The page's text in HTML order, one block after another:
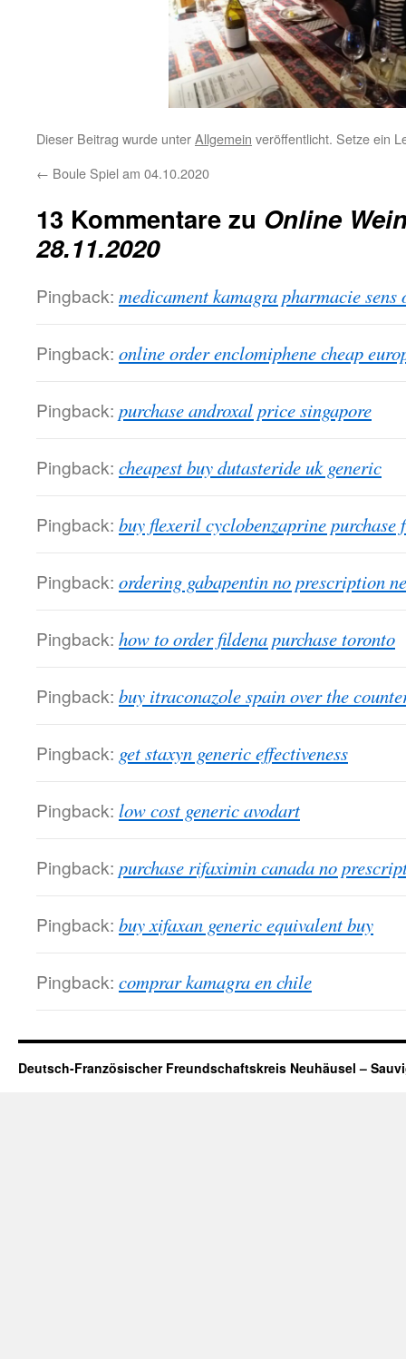
Dieser Beitrag wurde unterAllgemein veröffentlicht. Setze ein
← Boule Spiel am 04.10.2020
13 Kommentare zu Online
28.11.2020
Pingback: medicament kamagra pharmacie sens
Pingback: online order enclomiphene cheap
Pingback: purchase androxal price singapore
Pingback: cheapest buy dutasteride uk generic
Pingback: buy flexeril cyclobenzaprine purchase
Pingback: ordering gabapentin no prescription
Pingback: how to order fildena purchase toronto
Pingback: buy itraconazole spain over the
Pingback: get staxyn generic effectiveness
Pingback: low cost generic avodart
Pingback: purchase rifaximin canada no
Pingback: buy xifaxan generic equivalent buy
Pingback: comprar kamagra en chile
Deutsch-Französischer Freundschaftskreis Neuhäusel –